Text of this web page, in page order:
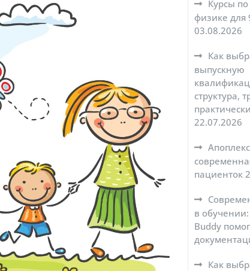
Курсы
физике для
03.08.2026
Как
выпускную
структура,
22.07.2026
пациенток
в обучении:
Buddy
Как